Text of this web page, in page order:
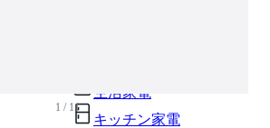
生活家電
キッチン家電
1 / 11